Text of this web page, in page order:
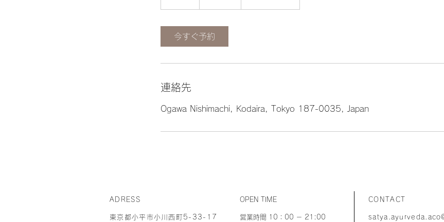
時
今すぐ予約
連絡先
Ogawa Nishimachi, Kodaira, Tokyo 187-0035, Japan
ADRESS
​東京都小平市小川西町5-33-17
OPEN TIME
営業時間 10：00 － 21:00
CONTACT